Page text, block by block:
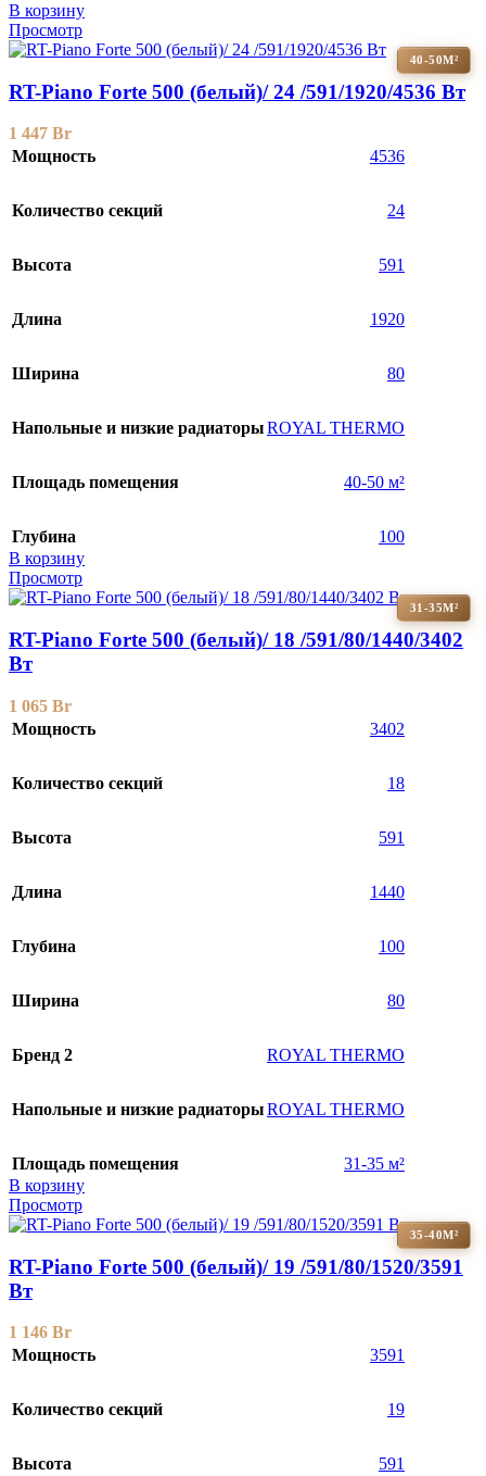
В корзину
Просмотр
40-50М²
RT-Piano Forte 500 (белый)/ 24 /591/1920/4536 Вт
1 447 Br
Мощность
4536
Количество секций 24
Высота 591
Длина 1920
Ширина 80
Напольные и низкие радиаторыROYAL THERMO
Площадь помещения 40-50 м²
Глубина
100
В корзину
Просмотр
31-35М²
RT-Piano Forte 500 (белый)/ 18 /591/80/1440/3402
Вт
1 065 Br
Мощность
3402
Количество секций 18
Высота 591
Длина 1440
Глубина 100
Ширина 80
Бренд 2 ROYAL THERMO
Напольные и низкие радиаторыROYAL THERMO
Площадь помещения
31-35 м²
В корзину
Просмотр
35-40М²
RT-Piano Forte 500 (белый)/ 19 /591/80/1520/3591
Вт
1 146 Br
Мощность
3591
Количество секций 19
Высота 591